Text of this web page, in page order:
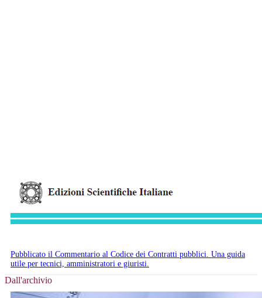
Pubblicato il Commentario al Codice dei Contratti pubblici. Una guida
utile per tecnici, amministratori e giuristi.
Dall'archivio